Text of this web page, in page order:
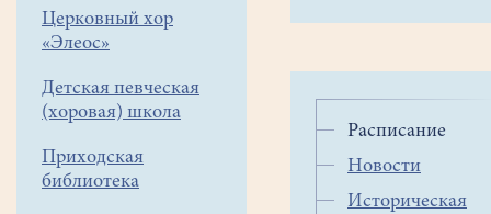
Церковный хор
«Элеос»
Детская певческая
(хоровая) школа
Приходская
библиотека
Расписание
Новости
Историческая